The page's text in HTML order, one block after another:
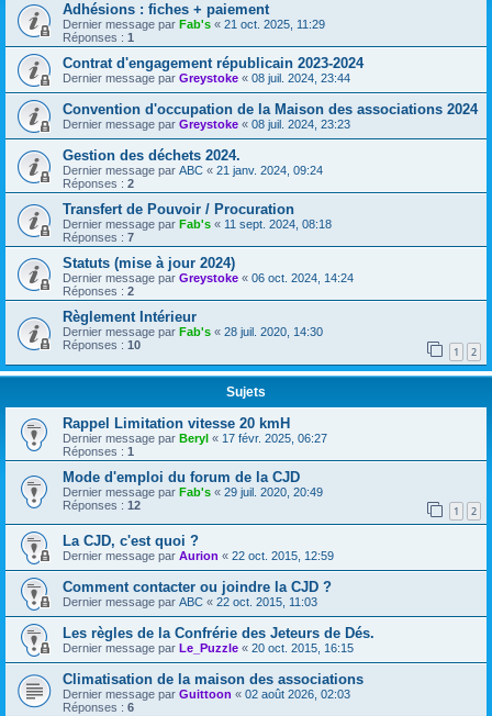
Adhésions : fiches + paiement
Dernier message par Fab's « 21 oct. 2025, 11:29
Réponses : 1
Contrat d'engagement républicain 2023-2024
Dernier message par Greystoke « 08 juil. 2024, 23:44
Convention d'occupation de la Maison des associations 2024
Dernier message par Greystoke « 08 juil. 2024, 23:23
Gestion des déchets 2024.
Dernier message par ABC « 21 janv. 2024, 09:24
Réponses : 2
Transfert de Pouvoir / Procuration
Dernier message par Fab's « 11 sept. 2024, 08:18
Réponses : 7
Statuts (mise à jour 2024)
Dernier message par Greystoke « 06 oct. 2024, 14:24
Réponses : 2
Règlement Intérieur
Dernier message par Fab's « 28 juil. 2020, 14:30
Réponses : 10 1 2
Sujets
Rappel Limitation vitesse 20 kmH
Dernier message par Beryl « 17 févr. 2025, 06:27
Réponses : 1
Mode d'emploi du forum de la CJD
Dernier message par Fab's « 29 juil. 2020, 20:49
Réponses : 12 1 2
La CJD, c'est quoi ?
Dernier message par Aurion « 22 oct. 2015, 12:59
Comment contacter ou joindre la CJD ?
Dernier message par ABC « 22 oct. 2015, 11:03
Les règles de la Confrérie des Jeteurs de Dés.
Dernier message par Le_Puzzle « 20 oct. 2015, 16:15
Climatisation de la maison des associations
Dernier message par Guittoon « 02 août 2026, 02:03
Réponses : 6